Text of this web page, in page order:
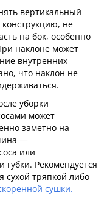
вертикальный
не
на бок, особенно
наклоне может
внутренних
что наклон не
уборки
может
заметно на
—
или
Рекомендуется
сухой тряпкой либо
сушки.